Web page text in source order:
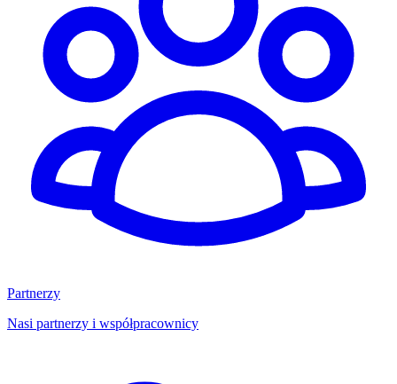
Partnerzy
Nasi partnerzy i współpracownicy